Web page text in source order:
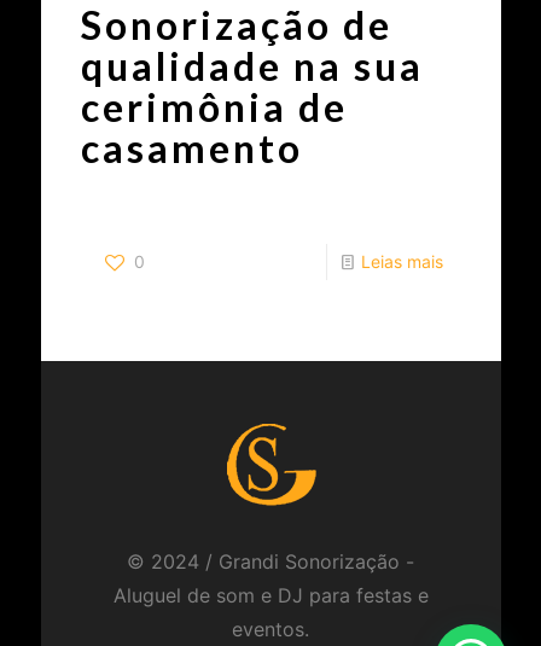
Sonorização de
qualidade na sua
cerimônia de
casamento
0 Leias mais
© 2024 / Grandi Sonorização -
Aluguel de som e DJ para festas e
eventos.